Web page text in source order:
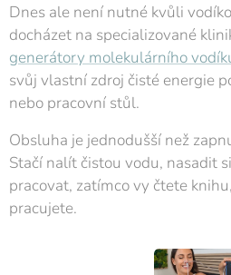
Dnes ale není nutné kvůli
docházet na specializované
generátory molekulárního
svůj vlastní zdroj čisté energie
nebo pracovní stůl.
Obsluha je jednodušší než
Stačí nalít čistou vodu, nasadit
pracovat, zatímco vy čtete
pracujete.